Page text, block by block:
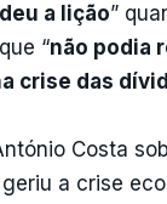
a lição”
“não podia
crise das
Costa
a crise